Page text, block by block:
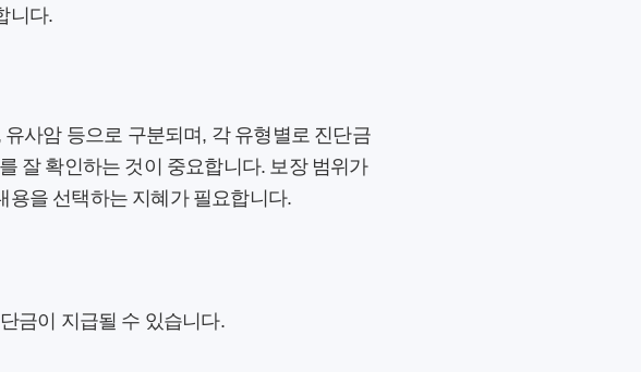
니다.
사암 등으로 구분되며, 각 유형별로 진단금
를 잘 확인하는 것이 중요합니다. 보장 범위가
용을 선택하는 지혜가 필요합니다.
금이 지급될 수 있습니다.